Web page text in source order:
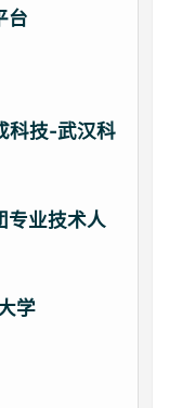
台
科技-武汉科
专业技术人
学